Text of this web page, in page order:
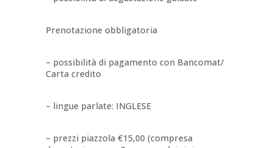
Prenotazione obbligatoria
– possibilità di pagamento con Bancomat/
Carta credito
– lingue parlate: INGLESE
– prezzi piazzola €15,00 (compresa